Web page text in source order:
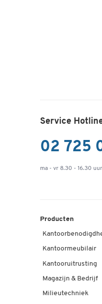
Service
02 725
ma - vr 8.30 - 16.30 uur
Producten
Kantoormeubilair
Kantooruitrusting
Magazijn & Bedrijf
Milieutechniek